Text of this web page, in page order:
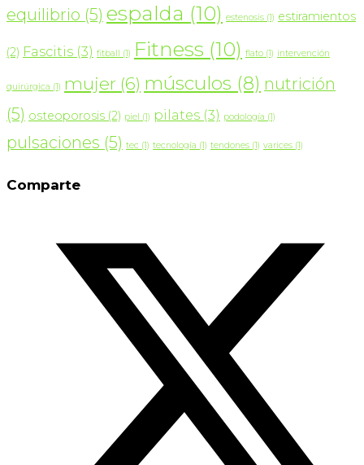
equilibrio (5) espalda (10) estenosis (1) estiramientos
(2) Fascitis (3) fitball (1) Fitness (10) flato (1) intervención
quirúrgica (1) mujer (6) músculos (8) nutrición
(5) osteoporosis (2) piel (1) pilates (3) podología (1)
pulsaciones (5) tec (1) tecnología (1) tendones (1) varices (1)
Comparte